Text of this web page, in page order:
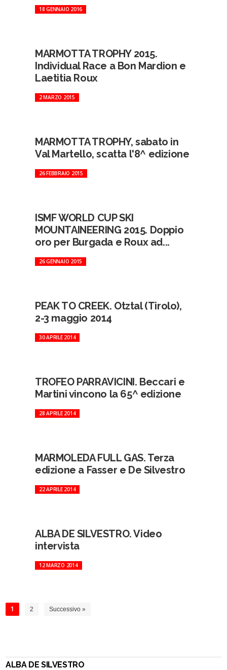
18 GENNAIO 2016
MARMOTTA TROPHY 2015.
Individual Race a Bon Mardion e
Laetitia Roux
2 MARZO 2015
MARMOTTA TROPHY, sabato in
Val Martello, scatta l'8^ edizione
26 FEBBRAIO 2015
ISMF WORLD CUP SKI
MOUNTAINEERING 2015. Doppio
oro per Burgada e Roux ad...
26 GENNAIO 2015
PEAK TO CREEK. Otztal (Tirolo),
2-3 maggio 2014
30 APRILE 2014
TROFEO PARRAVICINI. Beccari e
Martini vincono la 65^ edizione
28 APRILE 2014
MARMOLEDA FULL GAS. Terza
edizione a Fasser e De Silvestro
22 APRILE 2014
ALBA DE SILVESTRO. Video
intervista
12 MARZO 2014
1 2 Successivo »
ALBA DE SILVESTRO